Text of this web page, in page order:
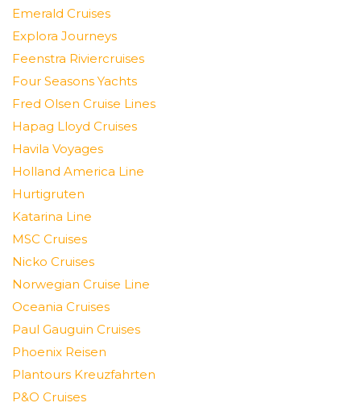
Emerald Cruises
Explora Journeys
Feenstra Riviercruises
Four Seasons Yachts
Fred Olsen Cruise Lines
Hapag Lloyd Cruises
Havila Voyages
Holland America Line
Hurtigruten
Katarina Line
MSC Cruises
Nicko Cruises
Norwegian Cruise Line
Oceania Cruises
Paul Gauguin Cruises
Phoenix Reisen
Plantours Kreuzfahrten
P&O Cruises